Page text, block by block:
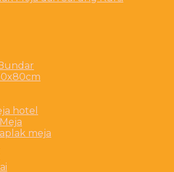
hotel
meja